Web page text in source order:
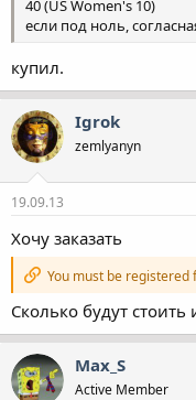
40 (US Women's 10)
если под ноль,
купил.
Igrok
zemlyanyn
19.09.13
Хочу заказать
You must be registered
Сколько будут стоить
Max_S
Active Member